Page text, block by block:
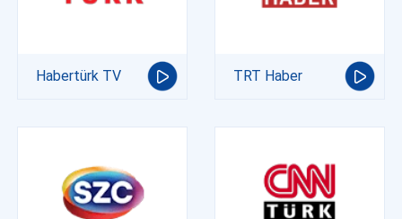
Habertürk TV TRT Haber